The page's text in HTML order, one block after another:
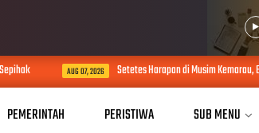
AUG 07, 2026 Setetes Harapan di Musim Kemarau,
PEMERINTAH PERISTIWA SUB MENU